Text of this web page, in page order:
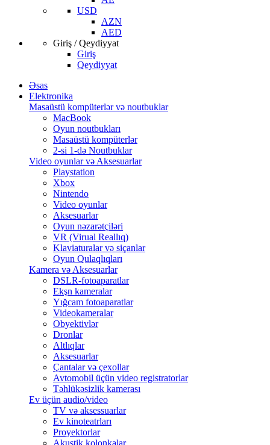
USD
AZN
AED
Giriş / Qeydiyyat
Giriş
Qeydiyyat
Əsas
Elektronika
Masaüstü kompüterlər və noutbuklar
MacBook
Oyun noutbukları
Masaüstü kompüterlər
2-si 1-də Noutbuklar
Video oyunlar və Aksesuarlar
Playstation
Xbox
Nintendo
Video oyunlar
Aksesuarlar
Oyun nəzarətçiləri
VR (Virual Reallıq)
Klaviaturalar və siçanlar
Oyun Qulaqlıqları
Kamera və Aksesuarlar
DSLR-fotoaparatlar
Ekşn kameralar
Yığcam fotoaparatlar
Videokameralar
Obyektivlər
Dronlar
Altlıqlar
Aksesuarlar
Çantalar və çexollar
Avtomobil üçün video registratorlar
Təhlükəsizlik kamerası
Ev üçün audio/video
TV və aksessuarlar
Ev kinoteatrları
Proyektorlar
Akustik kolonkalar